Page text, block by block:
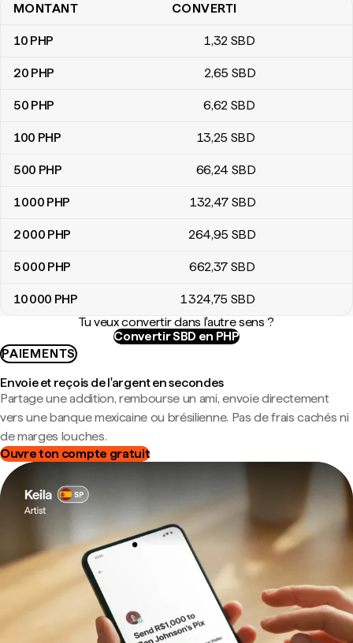
Table de conversion pesos philippins vers dollars des îles
MONTANT CONVERTI
10 PHP 1,32 SBD
20 PHP 2,65 SBD
50 PHP 6,62 SBD
100 PHP 13,25 SBD
500 PHP 66,24 SBD
1 000 PHP 132,47 SBD
2 000 PHP 264,95 SBD
5 000 PHP 662,37 SBD
10 000 PHP 1 324,75 SBD
Tu veux convertir dans l'autre sens ?
Convertir SBD en PHP
PAIEMENTS
Envoie et reçois de l'argent en secondes
Partage une addition, rembourse un ami, envoie directement
vers une banque mexicaine ou brésilienne. Pas de frais cachés ni
de marges louches.
Ouvre ton compte gratuit